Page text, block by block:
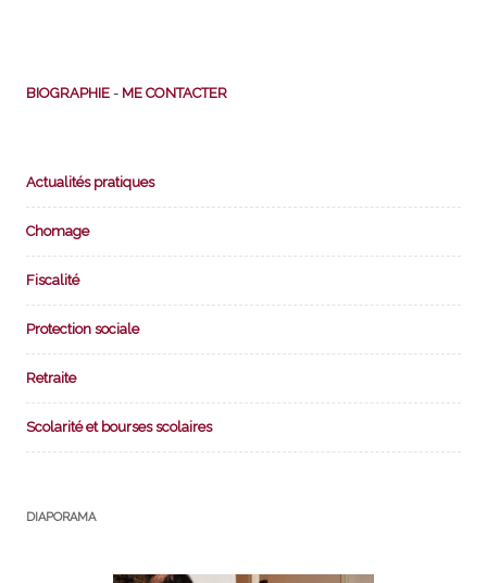
BIOGRAPHIE - ME CONTACTER
Actualités pratiques
Chomage
Fiscalité
Protection sociale
Retraite
Scolarité et bourses scolaires
DIAPORAMA